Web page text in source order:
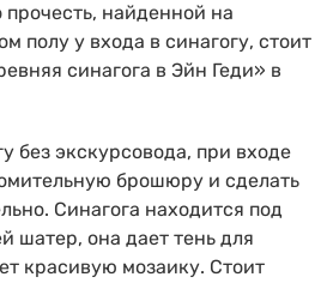
найденной на
полу у входа в синагогу, стоит
синагога в Эйн Геди» в
без экскурсовода, при входе
брошюру и сделать
Синагога находится под
она дает тень для
красивую мозаику. Стоит